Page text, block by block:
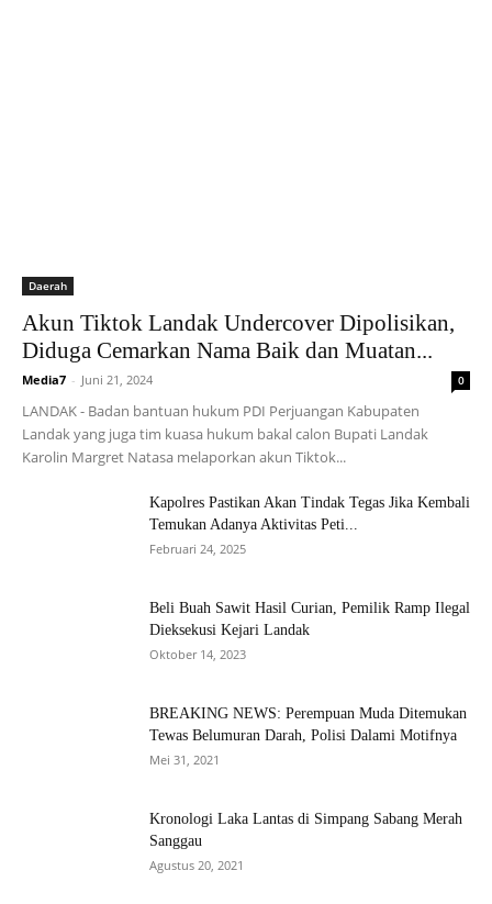
Daerah
Akun Tiktok Landak Undercover Dipolisikan,
Diduga Cemarkan Nama Baik dan Muatan...
Media7 - Juni 21, 2024 0
LANDAK - Badan bantuan hukum PDI Perjuangan Kabupaten
Landak yang juga tim kuasa hukum bakal calon Bupati Landak
Karolin Margret Natasa melaporkan akun Tiktok...
Kapolres Pastikan Akan Tindak Tegas Jika Kembali
Temukan Adanya Aktivitas Peti...
Februari 24, 2025
Beli Buah Sawit Hasil Curian, Pemilik Ramp Ilegal
Dieksekusi Kejari Landak
Oktober 14, 2023
BREAKING NEWS: Perempuan Muda Ditemukan
Tewas Belumuran Darah, Polisi Dalami Motifnya
Mei 31, 2021
Kronologi Laka Lantas di Simpang Sabang Merah
Sanggau
Agustus 20, 2021